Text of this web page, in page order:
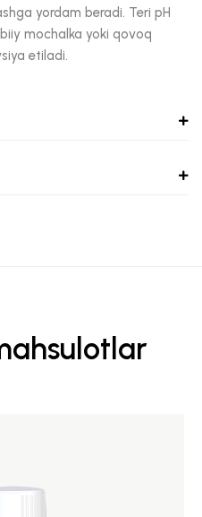
yordam beradi. Teri pH
mochalka yoki qovoq
etiladi.